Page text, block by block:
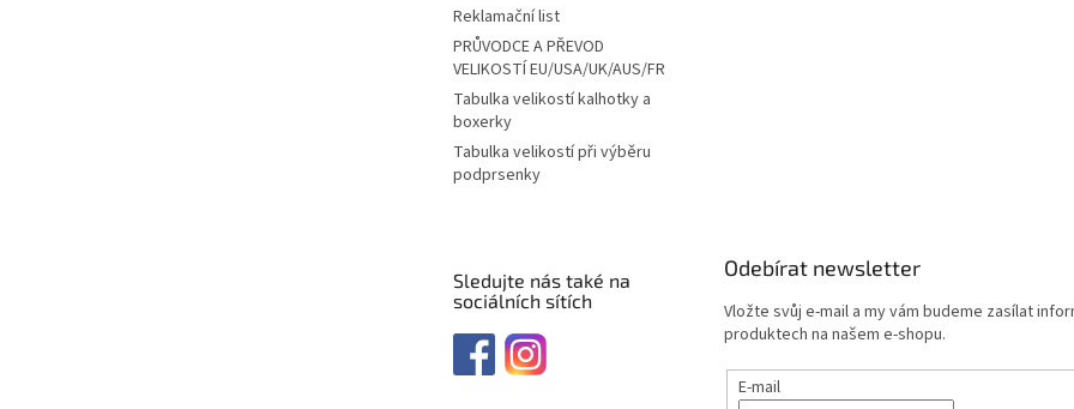
Reklamační list
PRŮVODCE A PŘEVOD
VELIKOSTÍ EU/USA/UK/AUS/FR
Tabulka velikostí kalhotky a
boxerky
Tabulka velikostí při výběru
podprsenky
Sledujte nás také na
sociálních sítích
Odebírat newsletter
Vložte svůj e-mail a my vám budeme zasílat
produktech na našem e-shopu.
E-mail